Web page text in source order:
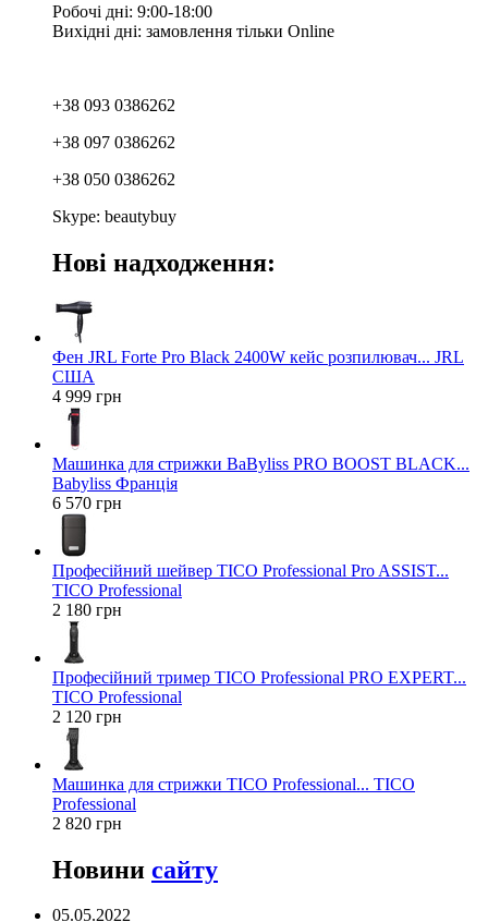
Робочі дні: 9:00-18:00
Вихідні дні: замовлення тільки Online
+38 093 0386262
+38 097 0386262
+38 050 0386262
Skype: beautybuy
Нові надходження:
Фен JRL Forte Pro Black 2400W кейс розпилювач... JRL
США
4 999 грн
Машинка для стрижки BaByliss PRO BOOST BLACK...
Babyliss Франція
6 570 грн
Професійний шейвер TICO Professional Pro ASSIST...
TICO Professional
2 180 грн
Професійний тример TICO Professional PRO EXPERT...
TICO Professional
2 120 грн
Машинка для стрижки TICO Professional... TICO
Professional
2 820 грн
Новини сайту
05.05.2022